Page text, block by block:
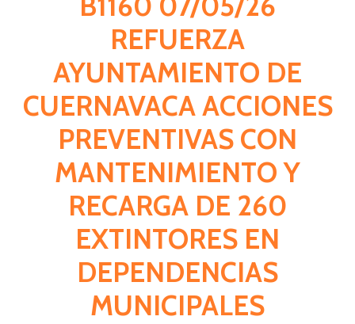
REFUERZA
AYUNTAMIENTO DE
CUERNAVACA ACCIONES
PREVENTIVAS CON
MANTENIMIENTO Y
RECARGA DE 260
EXTINTORES EN
DEPENDENCIAS
MUNICIPALES